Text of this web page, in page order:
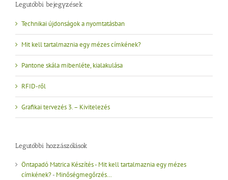
Legutóbbi bejegyzések
Technikai újdonságok a nyomtatásban
Mit kell tartalmaznia egy mézes címkének?
Pantone skála mibenléte, kialakulása
RFID-ről
Grafikai tervezés 3. – Kivitelezés
Legutóbbi hozzászólások
Öntapadó Matrica Készítés - Mit kell tartalmaznia egy mézes
címkének?- Minőségmegőrzés…